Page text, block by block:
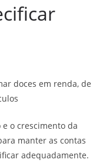
doces em renda, de
o crescimento da
manter as contas
adequadamente.